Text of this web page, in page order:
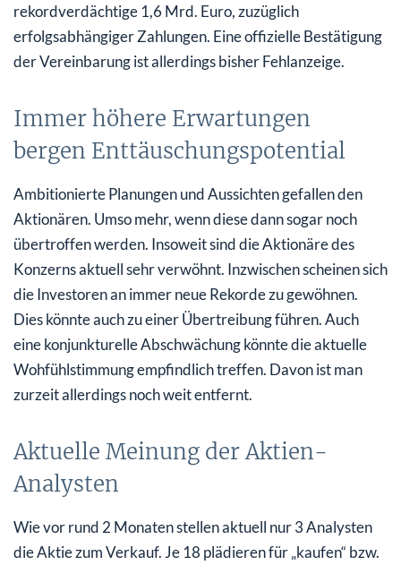
rekordverdächtige 1,6 Mrd. Euro, zuzüglich
erfolgsabhängiger Zahlungen. Eine offizielle Bestätigung
der Vereinbarung ist allerdings bisher Fehlanzeige.
Immer höhere Erwartungen
bergen Enttäuschungspotential
Ambitionierte Planungen und Aussichten gefallen den
Aktionären. Umso mehr, wenn diese dann sogar noch
übertroffen werden. Insoweit sind die Aktionäre des
Konzerns aktuell sehr verwöhnt. Inzwischen scheinen sich
die Investoren an immer neue Rekorde zu gewöhnen.
Dies könnte auch zu einer Übertreibung führen. Auch
eine konjunkturelle Abschwächung könnte die aktuelle
Wohfühlstimmung empfindlich treffen. Davon ist man
zurzeit allerdings noch weit entfernt.
Aktuelle Meinung der Aktien-
Analysten
Wie vor rund 2 Monaten stellen aktuell nur 3 Analysten
die Aktie zum Verkauf. Je 18 plädieren für „kaufen“ bzw.